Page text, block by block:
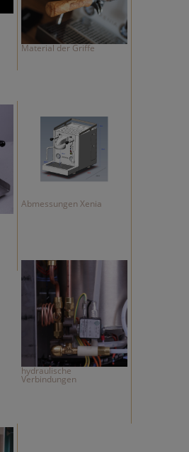
Material der Griffe
Abmessungen Xenia
hydraulische
Verbindungen